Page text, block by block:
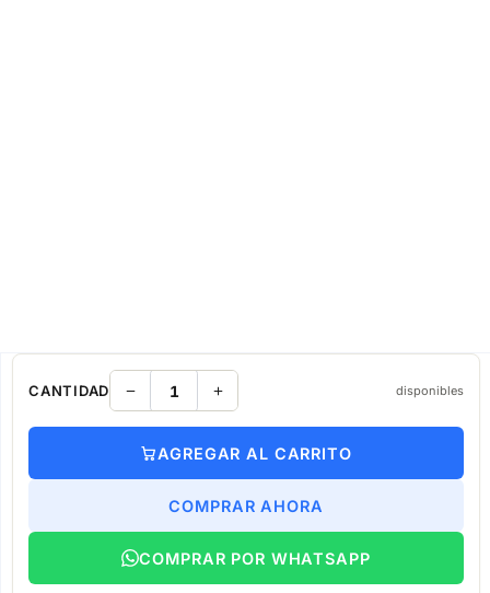
CANTIDAD disponibles
AGREGAR AL CARRITO
COMPRAR AHORA
COMPRAR POR WHATSAPP